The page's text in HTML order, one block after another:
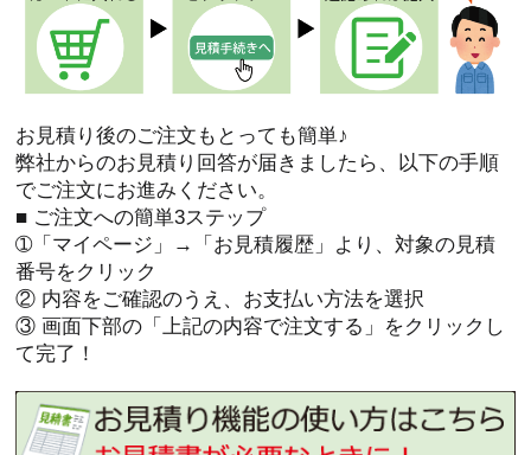
お見積り後のご注文もとっても簡単♪
弊社からのお見積り回答が届きましたら、以下の手順
でご注文にお進みください。
■ ご注文への簡単3ステップ
➀「マイページ」→「お見積履歴」より、対象の見積
番号をクリック
② 内容をご確認のうえ、お支払い方法を選択
③ 画面下部の「上記の内容で注文する」をクリックし
て完了！